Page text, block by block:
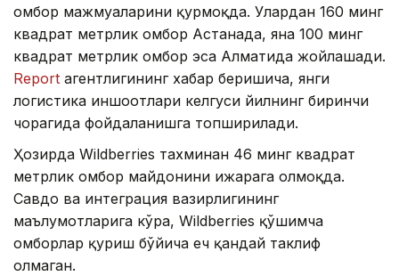
омбор мажмуаларини қурмоқда. Улардан 160 минг
квадрат метрлик омбор Астанада, яна 100 минг
квадрат метрлик омбор эса Алматида жойлашади.
Report агентлигининг хабар беришича, янги
логистика иншоотлари келгуси йилнинг биринчи
чорагида фойдаланишга топширилади.
Ҳозирда Wildberries тахминан 46 минг квадрат
метрлик омбор майдонини ижарага олмоқда.
Савдо ва интеграция вазирлигининг
маълумотларига кўра, Wildberries қўшимча
омборлар қуриш бўйича ҳеч қандай таклиф
олмаган.